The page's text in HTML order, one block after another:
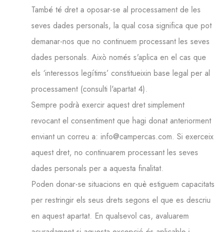
També té dret a oposar-se al processament de les
seves dades personals, la qual cosa significa que pot
demanar-nos que no continuem processant les seves
dades personals. Això només s'aplica en el cas que
els ‘interessos legítims’ constitueixin base legal per al
processament (consulti l'apartat 4).
Sempre podrà exercir aquest dret simplement
revocant el consentiment que hagi donat anteriorment
enviant un correu a: info@campercas.com. Si exerceix
aquest dret, no continuarem processant les seves
dades personals per a aquesta finalitat.
Poden donar-se situacions en què estiguem capacitats
per restringir els seus drets segons el que es descriu
en aquest apartat. En qualsevol cas, avaluarem